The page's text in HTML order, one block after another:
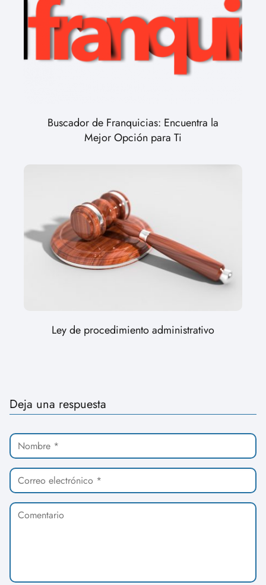
Buscador de Franquicias: Encuentra la
Mejor Opción para Ti
Ley de procedimiento administrativo
Deja una respuesta